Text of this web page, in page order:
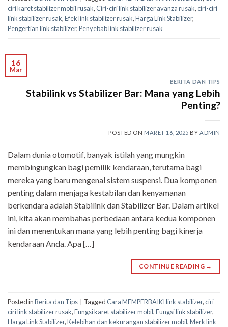
ciri karet stabilizer mobil rusak,Ciri-ciri link stabilizer avanza rusak,ciri-ciri
link stabilizer rusak,Efek link stabilizer rusak,Harga Link Stabilizer,
Pengertian link stabilizer,Penyebab link stabilizer rusak
16
Mar
BERITA DAN TIPS
Stabilink vs Stabilizer Bar: Mana yang Lebih
Penting?
POSTED ON MARET 16, 2025 BYADMIN
Dalam dunia otomotif, banyak istilah yang mungkin
membingungkan bagi pemilik kendaraan, terutama bagi
mereka yang baru mengenal sistem suspensi. Dua komponen
penting dalam menjaga kestabilan dan kenyamanan
berkendara adalah Stabilink dan Stabilizer Bar. Dalam artikel
ini, kita akan membahas perbedaan antara kedua komponen
ini dan menentukan mana yang lebih penting bagi kinerja
kendaraan Anda. Apa […]
CONTINUE READING →
Posted inBerita dan Tips TaggedCara MEMPERBAIKI link stabilizer,ciri-
ciri link stabilizer rusak,Fungsi karet stabilizer mobil,Fungsi link stabilizer,
Harga Link Stabilizer,Kelebihan dan kekurangan stabilizer mobil,Merk link